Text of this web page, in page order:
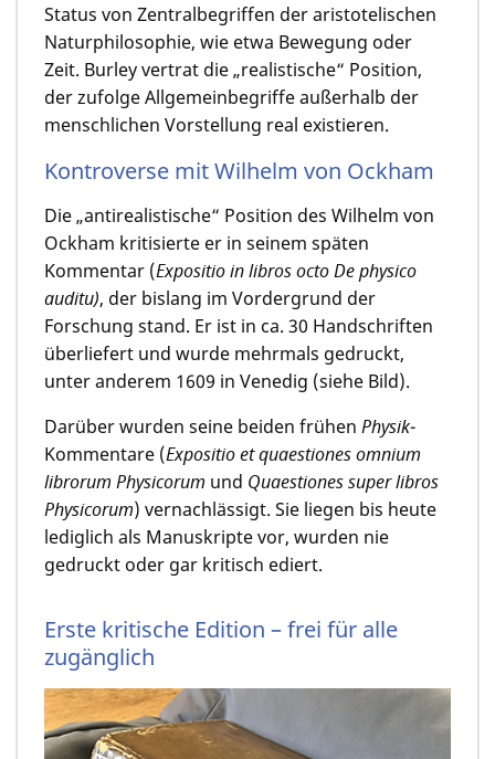
Status von Zentralbegriffen der aristotelischen
Naturphilosophie, wie etwa Bewegung oder
Zeit. Burley vertrat die „realistische“ Position,
der zufolge Allgemeinbegriffe außerhalb der
menschlichen Vorstellung real existieren.
Kontroverse mit Wilhelm von Ockham
Die „antirealistische“ Position des Wilhelm von
Ockham kritisierte er in seinem späten
Kommentar (Expositio in libros octo De physico
auditu), der bislang im Vordergrund der
Forschung stand. Er ist in ca. 30 Handschriften
überliefert und wurde mehrmals gedruckt,
unter anderem 1609 in Venedig (siehe Bild).
Darüber wurden seine beiden frühen Physik-
Kommentare (Expositio et quaestiones omnium
librorum Physicorum und Quaestiones super libros
Physicorum) vernachlässigt. Sie liegen bis heute
lediglich als Manuskripte vor, wurden nie
gedruckt oder gar kritisch ediert.
Erste kritische Edition – frei für alle
zugänglich